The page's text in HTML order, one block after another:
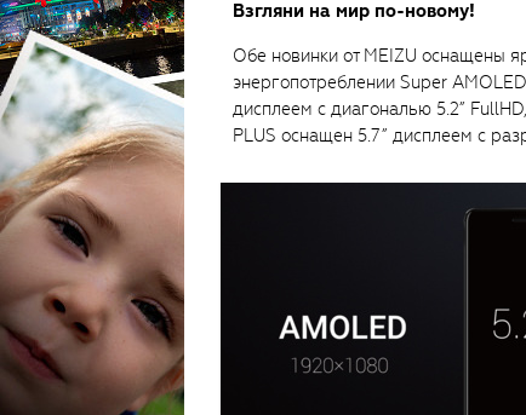
Взгляни на мир по-новому!
Обе новинки от MEIZU оснащены
энергопотреблении Super
дисплеем с диагональю 5.2”
PLUS оснащен 5.7” дисплеем с